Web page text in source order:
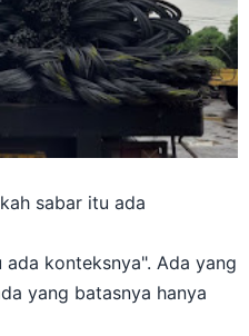
sabar itu ada
konteksnya". Ada yang
yang batasnya hanya